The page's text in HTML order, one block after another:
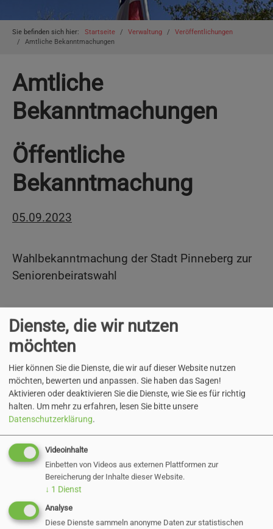
You are here:
Sie befinden sich hier: Startseite Verwaltung
Veröffentlichungen
Amtliche Bekanntmachungen
Amtliche
Bekanntmachungen
Öffentliche
Bekanntmachung
05.09.2023
Wahlbekanntmachung der Stadt Pinneberg zur
Seniorenbeiratswahl
Seniorenbeiratswahl (pdf)
10 KB
Zurück
Aktuelle Direktvergaben
Dienste, die wir nutzen
möchten
Hier können Sie die Dienste, die wir auf dieser Website nutzen
möchten, bewerten und anpassen. Sie haben das Sagen!
Aktivieren oder deaktivieren Sie die Dienste, wie Sie es für richtig
halten. Um mehr zu erfahren, lesen Sie bitte unsere
Datenschutzerklärung.
Videoinhalte
Einbetten von Videos aus externen Plattformen zur
Bereicherung der Inhalte dieser Website.
↓ 1 Dienst
Analyse
Diese Dienste sammeln anonyme Daten zur statistischen